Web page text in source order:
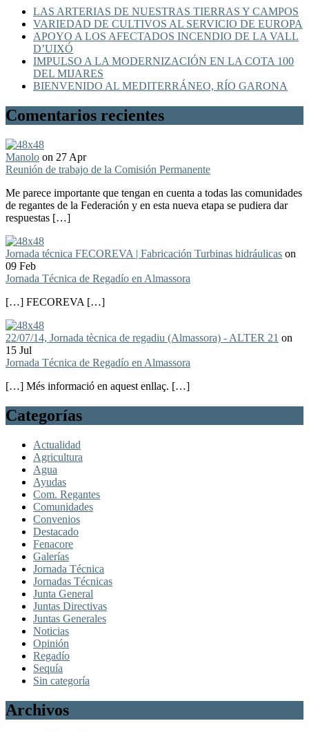
LAS ARTERIAS DE NUESTRAS TIERRAS Y CAMPOS
VARIEDAD DE CULTIVOS AL SERVICIO DE EUROPA
APOYO A LOS AFECTADOS INCENDIO DE LA VALL
D’UIXÓ
IMPULSO A LA MODERNIZACIÓN EN LA COTA 100
DEL MIJARES
BIENVENIDO AL MEDITERRÁNEO, RÍO GARONA
Comentarios recientes
Manolo on 27 Apr
Reunión de trabajo de la Comisión Permanente
Me parece importante que tengan en cuenta a todas las comunidades
de regantes de la Federación y en esta nueva etapa se pudiera dar
respuestas […]
Jornada técnica FECOREVA | Fabricación Turbinas hidráulicas on
09 Feb
Jornada Técnica de Regadío en Almassora
[…] FECOREVA […]
22/07/14, Jornada tècnica de regadiu (Almassora) - ALTER 21 on
15 Jul
Jornada Técnica de Regadío en Almassora
[…] Més informació en aquest enllaç. […]
Categorías
Actualidad
Agricultura
Agua
Ayudas
Com. Regantes
Comunidades
Convenios
Destacado
Fenacore
Galerías
Jornada Técnica
Jornadas Técnicas
Junta General
Juntas Directivas
Juntas Generales
Noticias
Opinión
Regadío
Sequía
Sin categoría
Archivos